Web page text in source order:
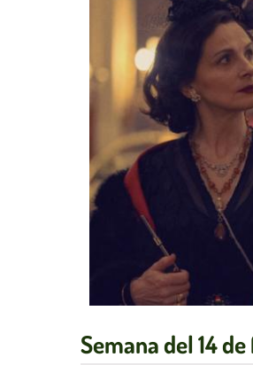
Semana del 14